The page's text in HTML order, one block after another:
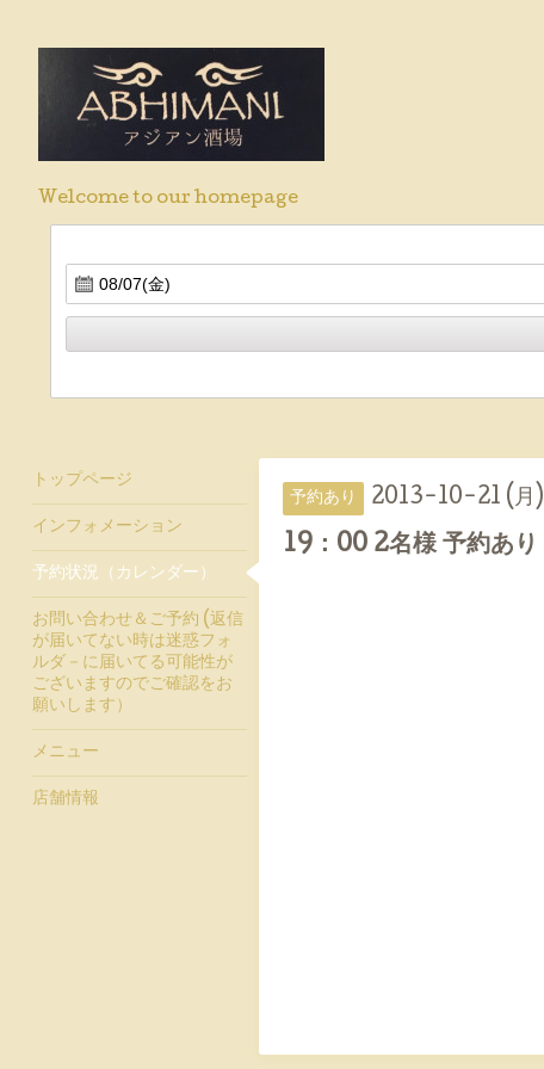
Welcome to our homepage
予約あり 2013-10-21 (月)
19：00 2名様 予約あり
トップページ
インフォメーション
予約状況（カレンダー）
お問い合わせ＆ご予約 (返信
が届いてない時は迷惑フォ
ルダ－に届いてる可能性が
ございますのでご確認をお
願いします）
メニュー
店舗情報